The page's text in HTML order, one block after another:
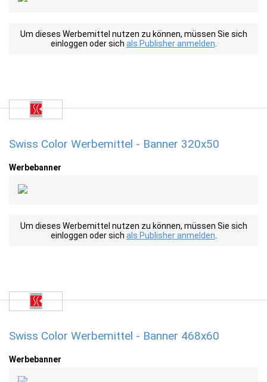
Um dieses Werbemittel nutzen zu können, müssen Sie sich
einloggen oder sich als Publisher anmelden
Swiss Color Werbemittel - Banner 320x50
Werbebanner
Um dieses Werbemittel nutzen zu können, müssen Sie sich
einloggen oder sich als Publisher anmelden
Swiss Color Werbemittel - Banner 468x60
Werbebanner